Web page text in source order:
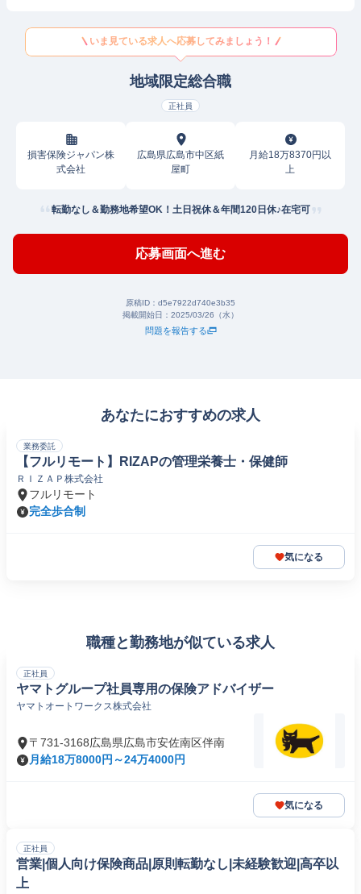
いま見ている求人へ応募してみましょう！
地域限定総合職
正社員
損害保険ジャパン株
式会社
広島県広島市中区紙
屋町
月給18万8370円以
上
転勤なし＆勤務地希望OK！土日祝休＆年間120日休♪在宅可
応募画面へ進む
原稿ID： d5e7922d740e3b35
掲載開始日： 2025/03/26（水）
問題を報告する
あなたにおすすめの求人
業務委託
【フルリモート】RIZAPの管理栄養士・保健師
ＲＩＺＡＰ株式会社
フルリモート
完全歩合制
気になる
職種と勤務地が似ている求人
正社員
ヤマトグループ社員専用の保険アドバイザー
ヤマトオートワークス株式会社
〒731-3168広島県広島市安佐南区伴南
月給18万8000円～24万4000円
気になる
正社員
営業|個人向け保険商品|原則転勤なし|未経験歓迎|高卒以
上